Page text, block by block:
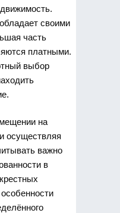
своими
часть
платными.
выбор
на
осуществляя
важно
в